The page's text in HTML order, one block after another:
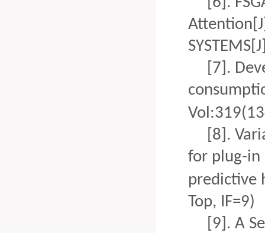
SYSTEMS
[7].
Vol:319(13
[8].
for plug-in
predictive
Top, IF=9)
[9]. A